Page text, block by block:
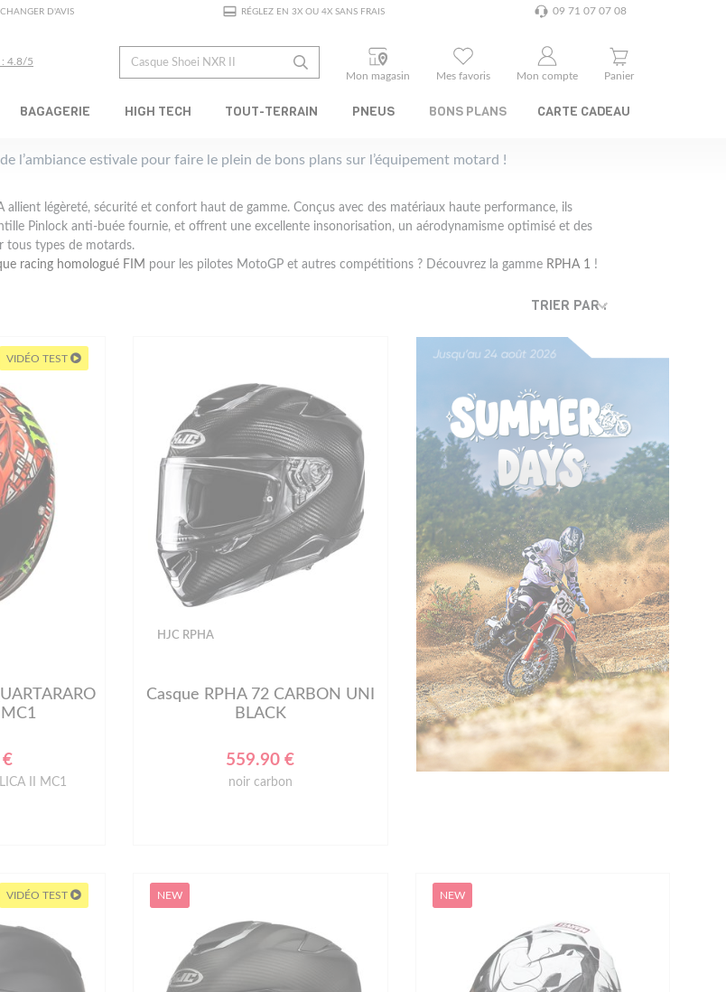
D'AVIS RÉGLEZ EN 3X OU 4X SANS FRAIS 09 71 07 07 08
: 4.8/5
Mon magasin
Mes favoris Mon compte Panier
BAGAGERIE HIGH TECH TOUT-TERRAIN PNEUS BONS PLANS CARTE CADEAU
l’ambiance estivale pour faire le plein de bons plans sur l’équipement motard !
allient légèreté, sécurité et confort haut de gamme. Conçus avec des matériaux haute performance, ils
Pinlock anti-buée fournie, et offrent une excellente insonorisation, un aérodynamisme optimisé et des
types de motards.
racing homologué FIM pour les pilotes MotoGP et autres compétitions ? Découvrez la gamme RPHA 1 !
TRIER PAR :
VIDÉO TEST
MC1
€
II MC1
HJC RPHA
Casque RPHA 72 CARBON UNI
BLACK
559.90 €
noir carbon
VIDÉO TEST NEW NEW